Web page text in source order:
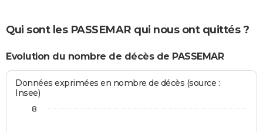
Qui sont les PASSEMAR qui nous ont quittés ?
Evolution du nombre de décès de PASSEMAR
Données exprimées en nombre de décès (source :
Insee)
8